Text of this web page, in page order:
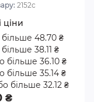
переваг
зумовлені
залежать від
2152с
ціни
48.70 ₴
38.11 ₴
більше 36.10 ₴
більше 35.14 ₴
більше 32.12 ₴
₴